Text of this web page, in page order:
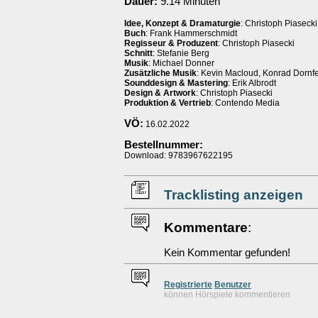
Idee, Konzept & Dramaturgie: Christoph Piasecki
Buch: Frank Hammerschmidt
Regisseur & Produzent: Christoph Piasecki
Schnitt: Stefanie Berg
Musik: Michael Donner
Zusätzliche Musik: Kevin Macloud, Konrad
Sounddesign & Mastering: Erik Albrodt
Design & Artwork: Christoph Piasecki
Produktion & Vertrieb: Contendo Media
VÖ: 16.02.2022
Bestellnummer:
Download: 9783967622195
Tracklisting anzeigen
Kommentare:
Kein Kommentar gefunden!
Registrierte Benutzer
können Hörspiele kommentieren